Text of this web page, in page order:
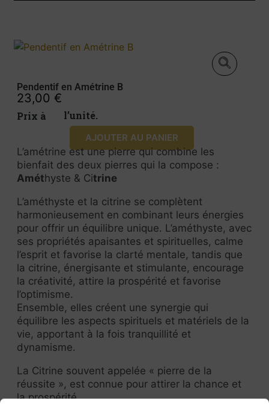
Pendentif en Amétrine B
23,00 €
Prix à l’unité.
AJOUTER AU PANIER
L’amétrine est une pierre qui combine les
bienfait des deux pierres qui la compose :
Améthyste & Citrine
L’améthyste et la citrine se complètent
harmonieusement en combinant leurs énergies
pour offrir un équilibre unique. L’améthyste, avec
ses propriétés apaisantes et spirituelles, calme
l’esprit et favorise la clarté mentale, tandis que
la citrine, énergisante et stimulante, encourage
la créativité, attire la prospérité et favorise
l’optimisme.
Ensemble, elles créent une synergie qui
équilibre les aspects spirituels et matériels de la
vie, apportant à la fois tranquillité et
dynamisme.
La Citrine souvent appelée « pierre de la
réussite », est connue pour attirer la chance et
la prospérité.